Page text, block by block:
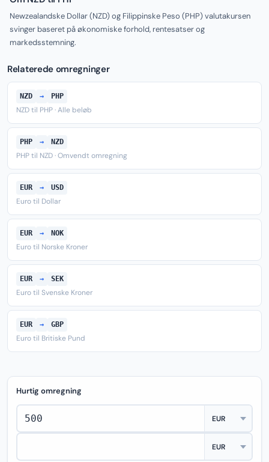
Newzealandske Dollar (NZD) og Filippinske Peso (PHP) valutakursen
svinger baseret på økonomiske forhold, rentesatser og
markedsstemning.
Relaterede omregninger
NZD → PHP
NZD til PHP · Alle beløb
PHP → NZD
PHP til NZD · Omvendt omregning
EUR → USD
Euro til Dollar
EUR → NOK
Euro til Norske Kroner
EUR → SEK
Euro til Svenske Kroner
EUR → GBP
Euro til Britiske Pund
Hurtig omregning